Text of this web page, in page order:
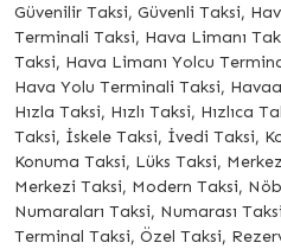
Güvenilir Taksi, Güvenli Taksi,
Terminali Taksi, Hava Limanı
Taksi, Hava Limanı Yolcu
Hava Yolu Terminali Taksi,
Hızla Taksi, Hızlı Taksi, Hızlıca
Taksi, İskele Taksi, İvedi Taksi,
Konuma Taksi, Lüks Taksi,
Merkezi Taksi, Modern Taksi,
Numaraları Taksi, Numarası
Terminal Taksi, Özel Taksi,